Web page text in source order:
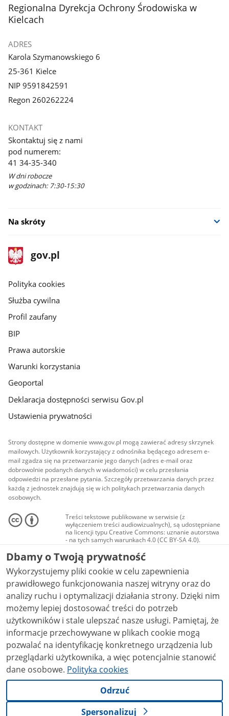
stopka
Regionalna Dyrekcja Ochrony Środowiska w
Kielcach
ADRES
Karola Szymanowskiego 6
25-361 Kielce
NIP 9591842591
Regon 260262224
KONTAKT
Skontaktuj się z nami
pod numerem:
41 34-35-340
W dni robocze
w godzinach: 7:30-15:30
Na skróty
stopka
gov.pl
Strona
gov.pl
gov.pl
Polityka cookies
Służba cywilna
Profil zaufany
BIP
Prawa autorskie
Warunki korzystania
Geoportal
Deklaracja dostępności serwisu Gov.pl
Ustawienia prywatności
Strony dostępne w domenie www.gov.pl mogą zawierać adresy skrzynek
mailowych. Użytkownik korzystający z odnośnika będącego adresem e-
mail zgadza się na przetwarzanie jego danych (adres e-mail oraz
dobrowolnie podanych danych w wiadomości) w celu przesłania
odpowiedzi na przesłane pytania. Szczegóły przetwarzania danych przez
każdą z jednostek znajdują się w ich politykach przetwarzania danych
osobowych.
Treści tekstowe publikowane w serwisie (z
wyłączeniem treści audiowizualnych), są udostępniane
na licencji typu Creative Commons: uznanie autorstwa
- na tych samych warunkach 4.0 (CC BY-SA 4.0).
Materiały audiowizualne, w tym zdjęcia, materiały
audio i wideo, są udostępniane na licencji typu
Creative Commons: uznanie autorstwa użycie
niekomercyjne - bez utworów zależnych 4.0 (CC BY-
NC-ND 4.0), o ile nie jest to stwierdzone inaczej.
Dbamy o Twoją prywatność
Wykorzystujemy pliki cookie w celu zapewnienia
prawidłowego funkcjonowania naszej witryny oraz do
analizy ruchu i optymalizacji działania strony. Dzięki nim
możemy lepiej dostosować treści do potrzeb
użytkowników i stale ulepszać nasze usługi. Pamiętaj, że
informacje przechowywane w plikach cookie mogą
pozwalać na identyfikację konkretnego urządzenia lub
przeglądarki użytkownika, a więc potencjalnie stanowić
dane osobowe. Polityka cookies
Odrzuć
Spersonalizuj